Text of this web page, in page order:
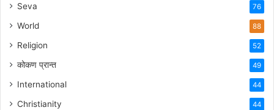
Seva 76
World 88
Religion 52
कोकण प्रान्त 49
International 44
Christianity 44